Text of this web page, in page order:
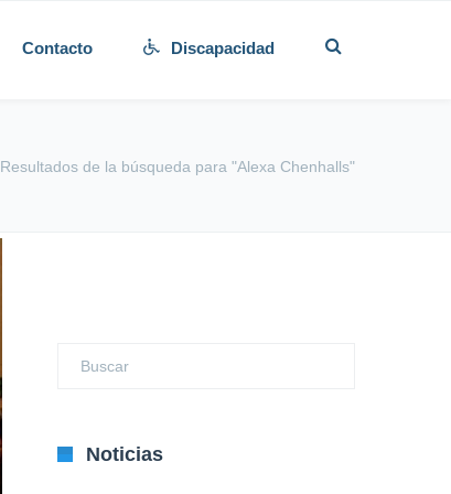
Contacto Discapacidad
Resultados de la búsqueda para "Alexa Chenhalls"
Noticias